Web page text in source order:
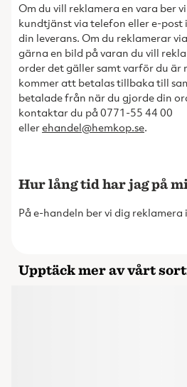
Om du vill reklamera en vara ber
kundtjänst via telefon eller e-
din leverans. Om du reklamerar
gärna en bild på varan du vill
order det gäller samt varför du är
kommer att betalas tillbaka till
betalade från när du gjorde din
kontaktar du på 0771-55 44 00
ellerehandel@hemkop.se.
Hur lång tid har jag på
På e-handeln ber vi dig reklamera
Upptäck mer av vårt